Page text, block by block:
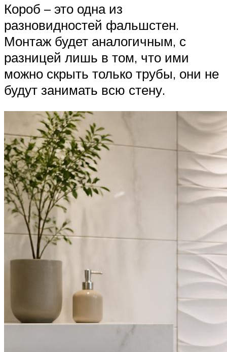
Короб – это одна из
разновидностей фальшстен.
Монтаж будет аналогичным, с
разницей лишь в том, что ими
можно скрыть только трубы, они не
будут занимать всю стену.